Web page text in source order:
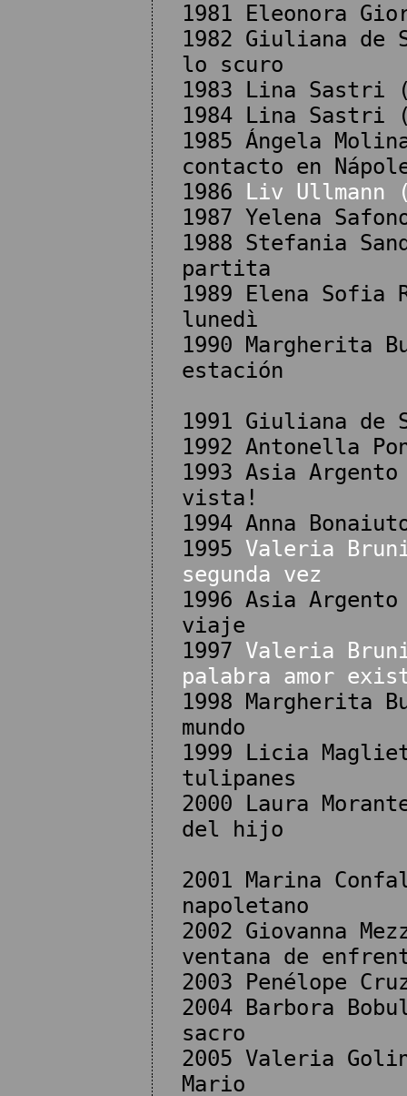
1981 Eleonora
1982 Giuliana
lo scuro
1983 Lina Sastri
1984 Lina
1985 Ángela
contacto en
1986
Liv Ullmann
1987 Yelena
1988 Stefania
partita
1989 Elena
lunedì
1990 Margherita
estación
1991 Giuliana
1992 Antonella
1993 Asia
vista!
1994 Anna
1995 Valeria
segunda vez
1996 Asia
viaje
1997 Valeria
palabra amor
1998 Margherita
mundo
1999 Licia
tulipanes
2000 Laura
del hijo
2001 Marina
napoletano
2002 Giovanna
ventana de
2003 Penélope
2004 Barbora
sacro
2005 Valeria
Mario